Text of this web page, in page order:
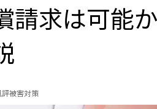
請求は可能
評被害対策